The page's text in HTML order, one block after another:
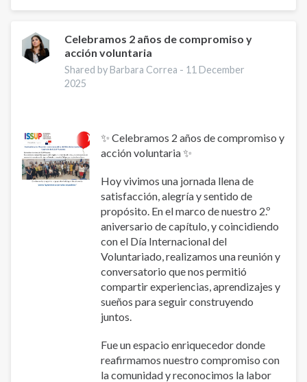
training
Youth
Leaders
Celebramos 2 años de compromiso y
acción voluntaria
Shared by Barbara Correa - 11 December
2025
✨ Celebramos 2 años de compromiso y
acción voluntaria ✨
Hoy vivimos una jornada llena de
satisfacción, alegría y sentido de
propósito. En el marco de nuestro 2.º
aniversario de capítulo, y coincidiendo
con el Día Internacional del
Voluntariado, realizamos una reunión y
conversatorio que nos permitió
compartir experiencias, aprendizajes y
sueños para seguir construyendo
juntos.
Fue un espacio enriquecedor donde
reafirmamos nuestro compromiso con
la comunidad y reconocimos la labor